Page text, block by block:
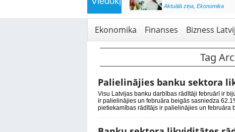
Ekonomika Aktuālā ziņa,Izglītība
Ekonomika Finanses Bizness
Tag
Palielinājies banku sektora
Visu Latvijas banku darbības rādītāji februārī ir
ir palielinājies un februāra beigās sasniedza
pietiekamības rādītājs ir palielinājies un februāra